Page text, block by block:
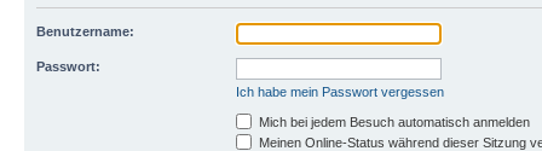
Benutzername:
Passwort:
Ich habe mein Passwort vergessen
Mich bei jedem Besuch automatisch anmelden
Meinen Online-Status während dieser Sitzung